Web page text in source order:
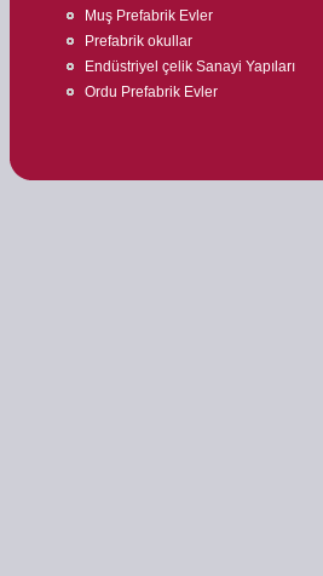
Muş Prefabrik Evler
Prefabrik okullar
Endüstriyel çelik Sanayi Yapıları
Ordu Prefabrik Evler